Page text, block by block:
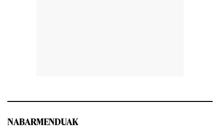
NABARMENDUAK